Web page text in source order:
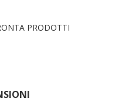
PRODOTTI